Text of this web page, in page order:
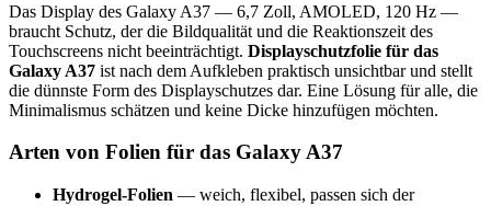
Das Display des Galaxy A37 — 6,7 Zoll, AMOLED, 120 Hz —
braucht Schutz, der die Bildqualität und die Reaktionszeit des
Touchscreens nicht beeinträchtigt. Displayschutzfolie für das
Galaxy A37 ist nach dem Aufkleben praktisch unsichtbar und stellt
die dünnste Form des Displayschutzes dar. Eine Lösung für alle, die
Minimalismus schätzen und keine Dicke hinzufügen möchten.
Arten von Folien für das Galaxy A37
Hydrogel-Folien — weich, flexibel, passen sich der